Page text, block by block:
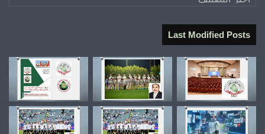
Last Modified Posts